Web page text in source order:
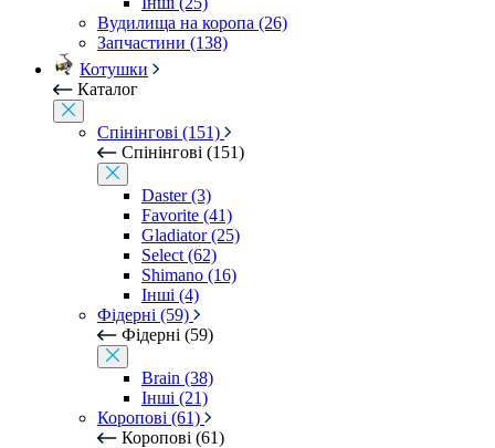
Вудилища на коропа (26)
Запчастини (138)
Котушки
Каталог
Спінінгові (151)
Спінінгові (151)
Daster (3)
Favorite (41)
Gladiator (25)
Select (62)
Shimano (16)
Інші (4)
Фідерні (59)
Фідерні (59)
Brain (38)
Інші (21)
Коропові (61)
Коропові (61)